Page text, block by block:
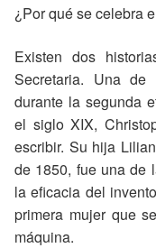
¿Por qué se celebra
Existen dos
Secretaria. Una de
durante la segunda
el siglo XIX,
escribir. Su hija
de 1850, fue una de
la eficacia del
primera mujer que
máquina.